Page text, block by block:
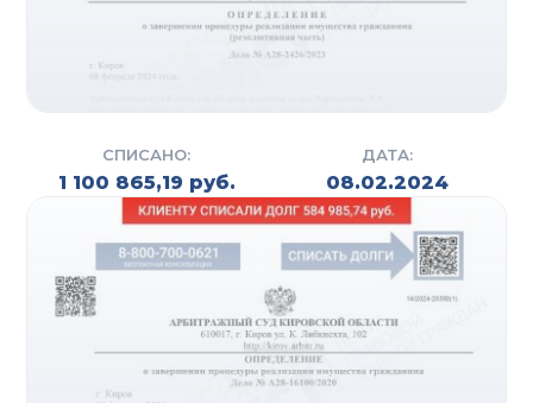
Свяжитесь с нами уже сегодня, чтобы получить
консультацию гражданского юриста и начать
СПИСАНО:
1 100 865,19 руб.
ДАТА:
08.02.2024